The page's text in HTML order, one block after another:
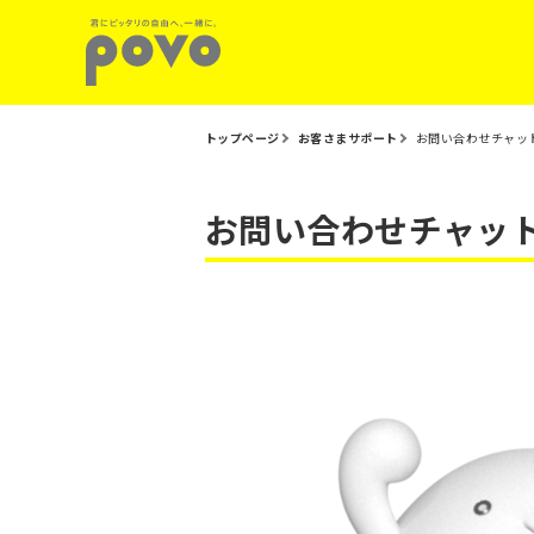
トップページ お客さまサポート お問い合わせチャ
お問い合わせチャッ